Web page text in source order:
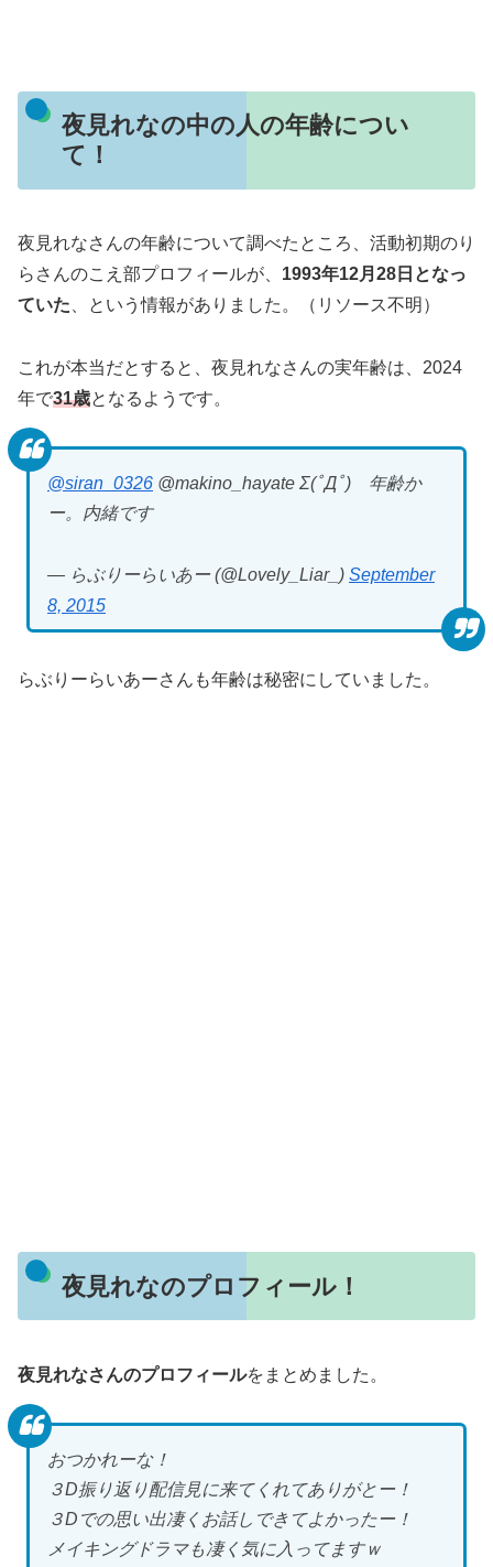
夜見れなの中の人の年齢につい
て！
夜見れなさんの年齢について調べたところ、活動初期のり
らさんのこえ部プロフィールが、 1993年12月28日となっ
ていた、という情報がありました。（リソース不明）
これが本当だとすると、夜見れなさんの実年齢は、2024
年で31歳となるようです。
@siran_0326 @makino_hayate Σ(ﾟДﾟ) 年齢か
ー。内緒です
— らぶりーらいあー (@Lovely_Liar_) September
8, 2015
らぶりーらいあーさんも年齢は秘密にしていました。
夜見れなのプロフィール！
夜見れなさんのプロフィールをまとめました。
おつかれーな！
３D振り返り配信見に来てくれてありがとー！
３Dでの思い出凄くお話しできてよかったー！
メイキングドラマも凄く気に入ってますｗ